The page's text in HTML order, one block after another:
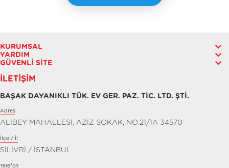
KURUMSAL
YARDIM
GÜVENLI SITE
İLETIŞIM
BAŞAK DAYANIKLI TÜK. EV GER. PAZ. TİC. LTD. ŞTİ.
Adres
ALİBEY MAHALLESİ, AZİZ SOKAK, NO:21/1A 34570
İlçe / İl
SİLİVRİ / İSTANBUL
Telefon